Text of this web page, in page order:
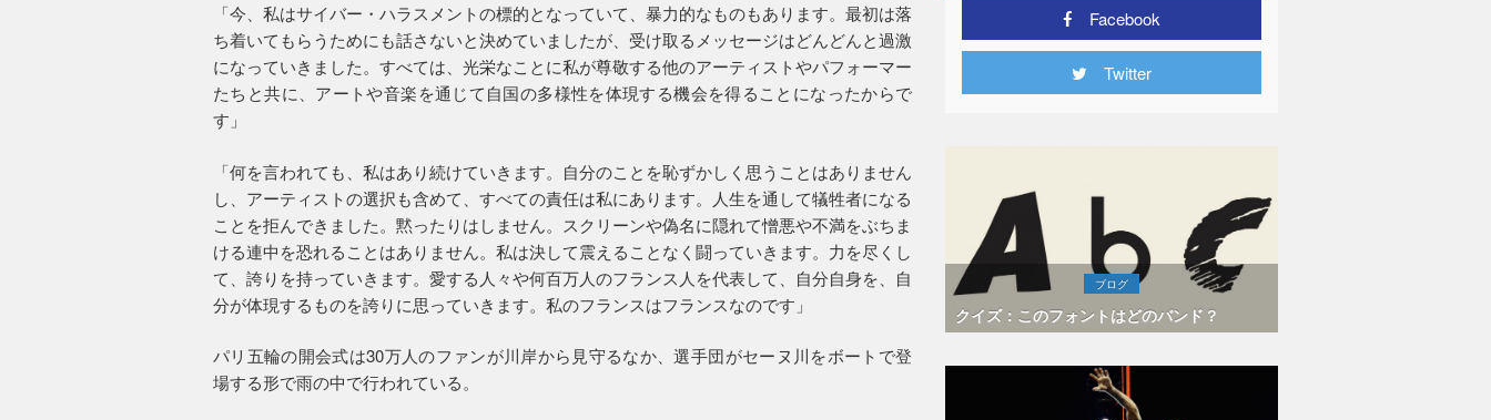
「今、私はサイバー・ハラスメントの標的となっていて、暴力的なものもあります。最初は落
ち着いてもらうためにも話さないと決めていましたが、受け取るメッセージはどんどんと過激
になっていきました。すべては、光栄なことに私が尊敬する他のアーティストやパフォーマー
たちと共に、アートや音楽を通じて自国の多様性を体現する機会を得ることになったからで
す」
「何を言われても、私はあり続けていきます。自分のことを恥ずかしく思うことはありません
し、アーティストの選択も含めて、すべての責任は私にあります。人生を通して犠牲者になる
ことを拒んできました。黙ったりはしません。スクリーンや偽名に隠れて憎悪や不満をぶちま
ける連中を恐れることはありません。私は決して震えることなく闘っていきます。力を尽くし
て、誇りを持っていきます。愛する人々や何百万人のフランス人を代表して、自分自身を、自
分が体現するものを誇りに思っていきます。私のフランスはフランスなのです」
パリ五輪の開会式は30万人のファンが川岸から見守るなか、選手団がセーヌ川をボートで登
場する形で雨の中で行われている。
Facebook
Twitter
ブログ
クイズ：このフォントはどのバンド？